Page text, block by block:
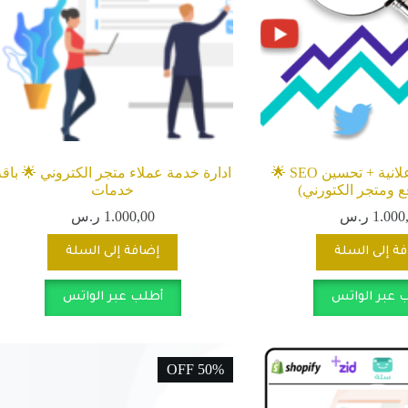
المنتج
ادارة حملات اعلانية + تحسين SEO 🌟
ومتجر الكتورني)
ر.س
إلى السلة
عبر الواتس
ادارة خدمة عملاء متجر الكتروني 🌟
خدمات
1.000,00 ر.س
إضافة إلى السلة
أطلب عبر الواتس
50% OFF